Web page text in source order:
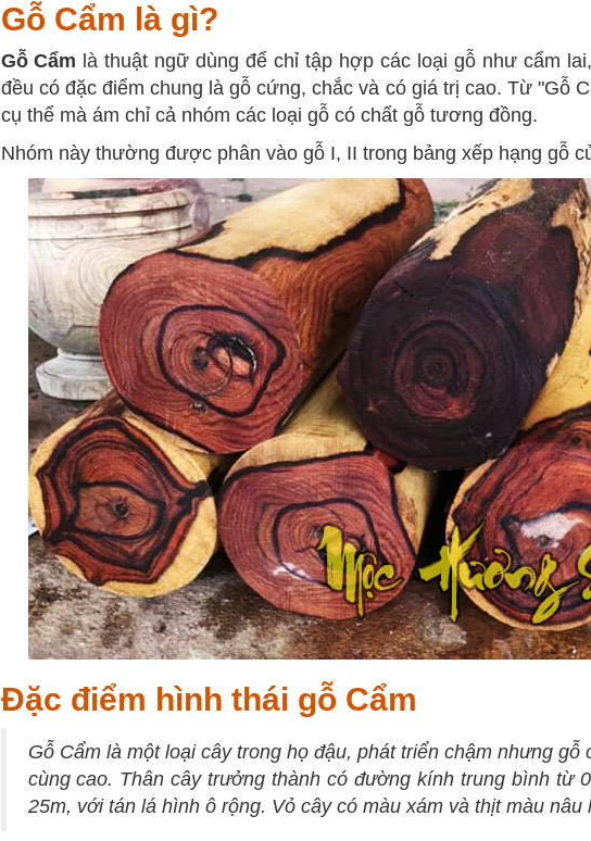
Gỗ Cẩm là gì?
Gỗ Cẩm là thuật ngữ dùng để chỉ tập hợp các loại gỗ như cẩm
đều có đặc điểm chung là gỗ cứng, chắc và có giá trị cao. Từ "Gỗ
cụ thể mà ám chỉ cả nhóm các loại gỗ có chất gỗ tương đồng.
Nhóm này thường được phân vào gỗ I, II trong bảng xếp hạng gỗ
Đặc điểm hình thái gỗ Cẩm
Gỗ Cẩm là một loại cây trong họ đậu, phát triển chậm nhưng
cùng cao. Thân cây trưởng thành có đường kính trung bình từ
25m, với tán lá hình ô rộng. Vỏ cây có màu xám và thịt màu nâu